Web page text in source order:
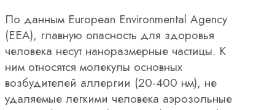
По данным European Environmental Agency
(EEA), главную опасность для здоровья
человека несут наноразмерные частицы. К
ним относятся молекулы основных
возбудителей аллергии (20-400 нм), не
удаляемые легкими человека аэрозольные